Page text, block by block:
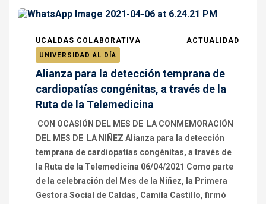
UCALDAS COLABORATIVA ACTUALIDAD
UNIVERSIDAD AL DÍA
Alianza para la detección temprana de
cardiopatías congénitas, a través de la
Ruta de la Telemedicina
CON OCASIÓN DEL MES DE LA CONMEMORACIÓN
DEL MES DE LA NIÑEZ Alianza para la detección
temprana de cardiopatías congénitas, a través de
la Ruta de la Telemedicina 06/04/2021 Como parte
de la celebración del Mes de la Niñez, la Primera
Gestora Social de Caldas, Camila Castillo, firmó